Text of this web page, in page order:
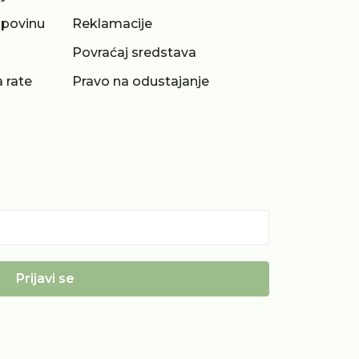
rate
Reklamacije
Povraćaj sredstava
Pravo na odustajanje
Prijavi se